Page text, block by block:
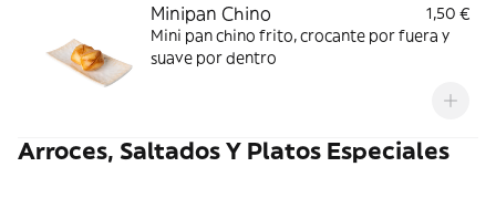
Minipan Chino
1,50 €
Mini pan chino frito, crocante por fuera y
suave por dentro
Arroces, Saltados Y Platos Especiales